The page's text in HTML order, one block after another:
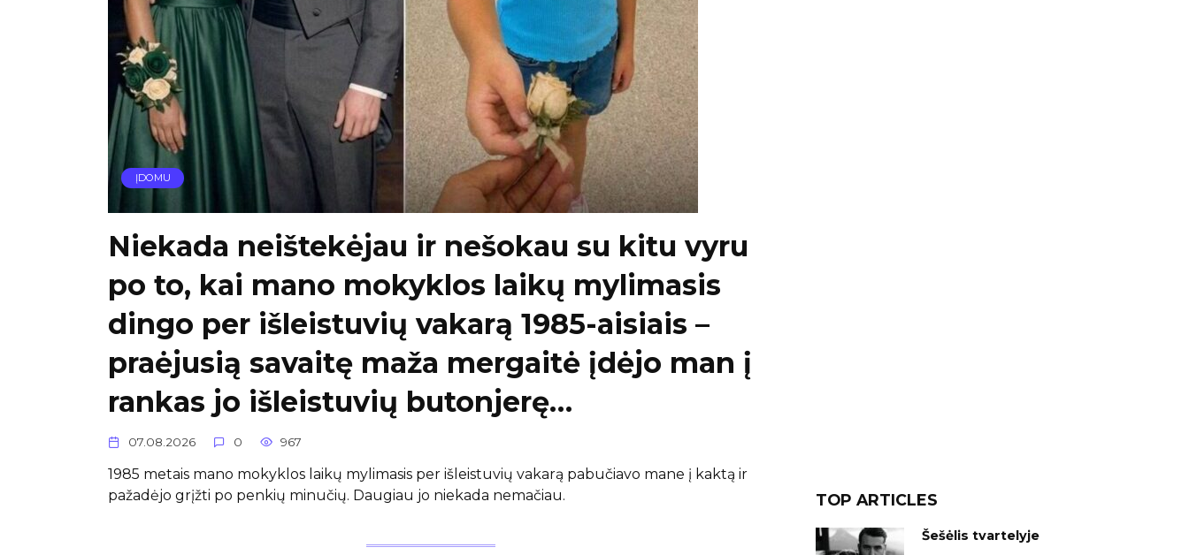
ĮDOMU
Niekada neištekėjau ir nešokau su kitu vyru
po to, kai mano mokyklos laikų mylimasis
dingo per išleistuvių vakarą 1985-aisiais –
praėjusią savaitę maža mergaitė įdėjo man į
rankas jo išleistuvių butonjerę…
07.08.2026 0 967
1985 metais mano mokyklos laikų mylimasis per išleistuvių vakarą pabučiavo mane į kaktą ir
pažadėjo grįžti po penkių minučių. Daugiau jo niekada nemačiau.
TOP ARTICLES
Šešėlis tvartelyje